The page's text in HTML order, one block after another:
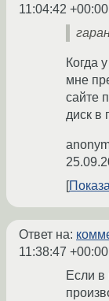
11:04:42 +00:00
Когда
мне
сайте
диск в
Ответ на:
11:38:47 +00:00
Если в